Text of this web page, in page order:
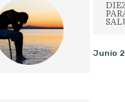
Junio